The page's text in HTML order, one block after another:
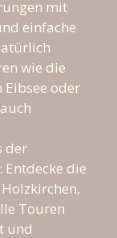
mit
einfache
wie die
Eibsee oder
der
die
Touren
und